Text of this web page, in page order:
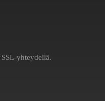
yhteydellä.